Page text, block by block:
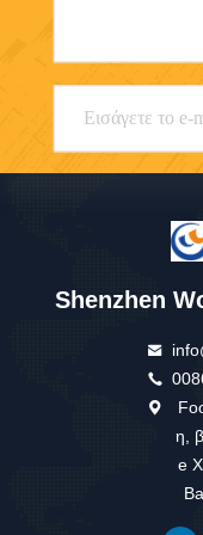
Shenzhen
η,
e